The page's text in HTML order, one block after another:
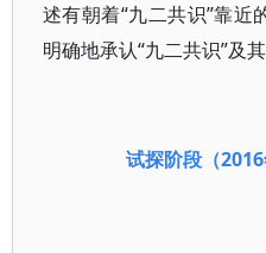
述有朝着“九二共识”靠近
明确地承认“九二共识”及其
试探阶段（